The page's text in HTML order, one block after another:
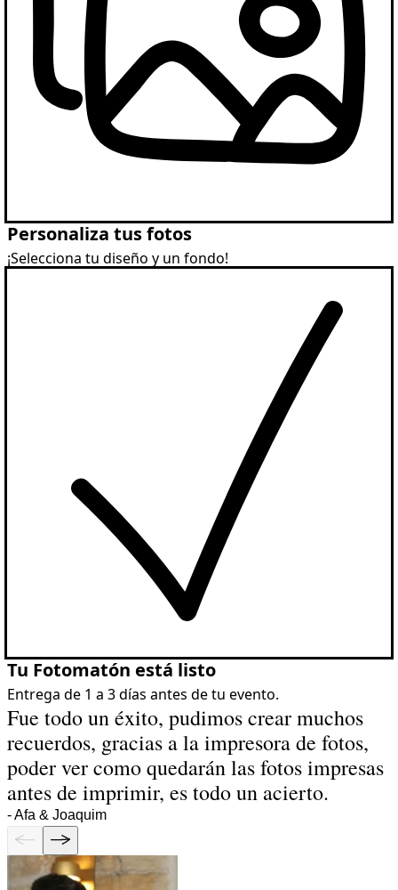
Personaliza tus fotos
¡Selecciona tu diseño y un fondo!
Tu Fotomatón está listo
Entrega de 1 a 3 días antes de tu evento.
Fue todo un éxito, pudimos crear muchos
recuerdos, gracias a la impresora de fotos,
poder ver como quedarán las fotos impresas
antes de imprimir, es todo un acierto.
-Afa & Joaquim